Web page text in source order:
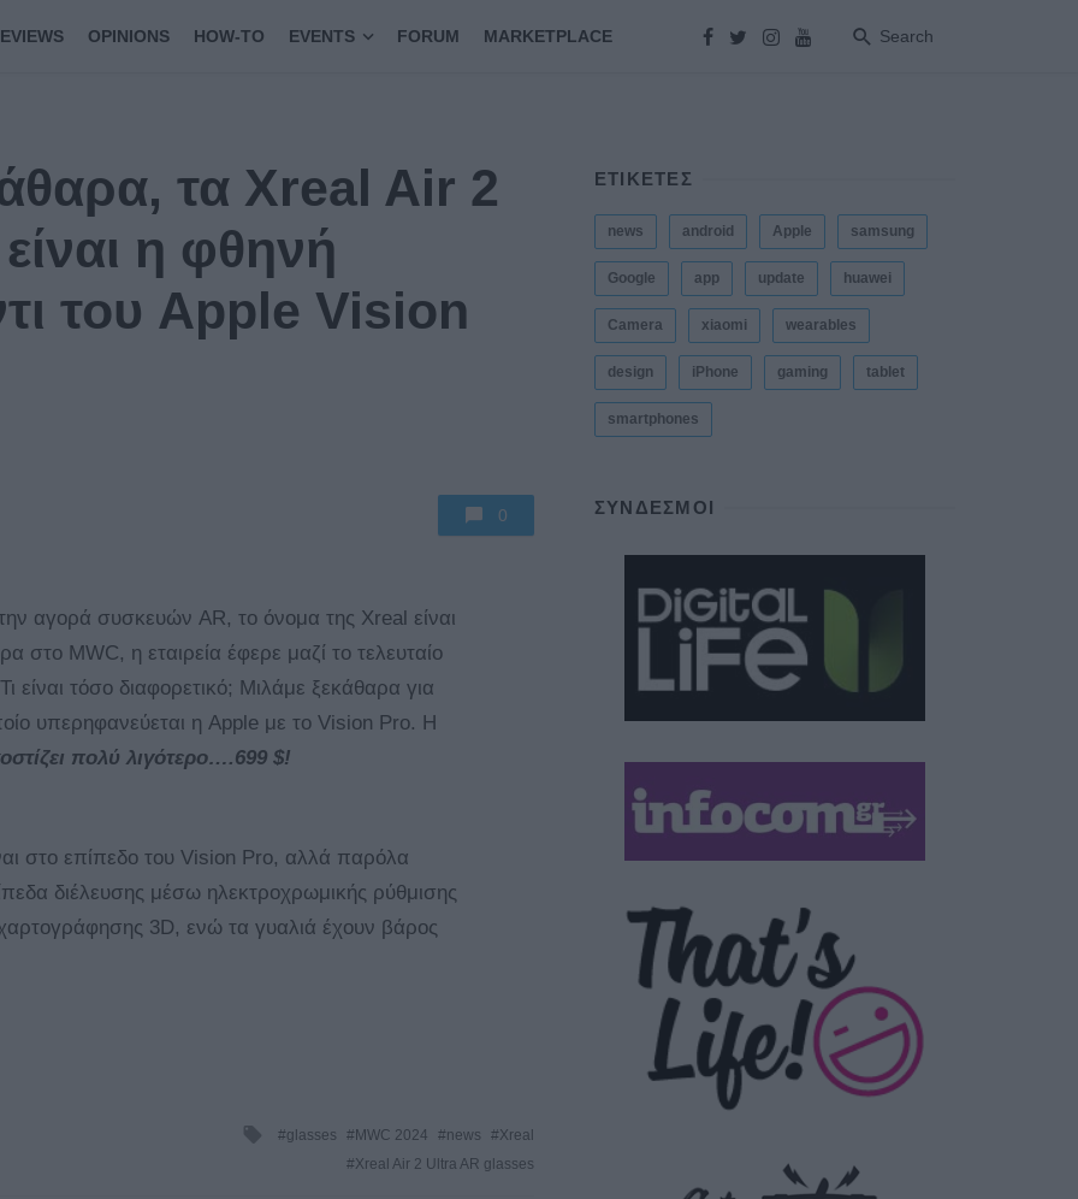
OPINIONS HOW-TO EVENTS FORUM MARKETPLACE Search
τα Xreal Air 2
η φθηνή
του Apple Vision
0
αγορά συσκευών AR, το όνομα της Xreal είναι
στο MWC, η εταιρεία έφερε μαζί το τελευταίο
Τι είναι τόσο διαφορετικό; Μιλάμε ξεκάθαρα για
υπερηφανεύεται η Apple με το Vision Pro. Η
πολύ λιγότερο….699 $!
στο επίπεδο του Vision Pro, αλλά παρόλα
διέλευσης μέσω ηλεκτροχρωμικής ρύθμισης
3D, ενώ τα γυαλιά έχουν βάρος
Tagged
glasses MWC 2024 news
Xreal
Xreal Air 2 Ultra AR glasses
ΕΤΙΚΕΤΕΣ
news android Apple samsung
Google app update huawei
Camera xiaomi wearables
design iPhone gaming tablet
smartphones
ΣΎΝΔΕΣΜΟΙ